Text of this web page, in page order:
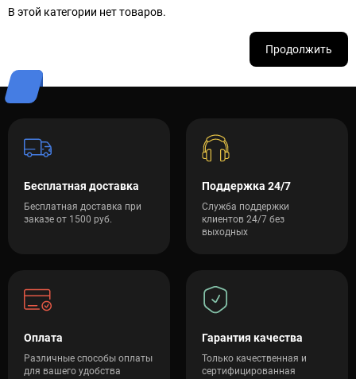
В этой категории нет товаров.
Продолжить
Бесплатная доставка
Бесплатная доставка при
заказе от 1500 руб.
Поддержка 24/7
Служба поддержки
клиентов 24/7 без
выходных
Оплата
Различные способы оплаты
для вашего удобства
Гарантия качества
Только качественная и
сертифицированная